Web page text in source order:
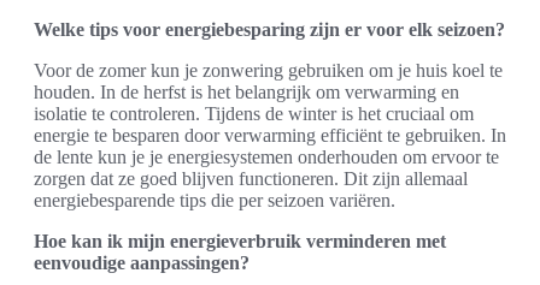
Welke tips voor energiebesparing zijn er voor elk seizoen?
Voor de zomer kun je zonwering gebruiken om je huis koel te
houden. In de herfst is het belangrijk om verwarming en
isolatie te controleren. Tijdens de winter is het cruciaal om
energie te besparen door verwarming efficiënt te gebruiken. In
de lente kun je je energiesystemen onderhouden om ervoor te
zorgen dat ze goed blijven functioneren. Dit zijn allemaal
energiebesparende tips die per seizoen variëren.
Hoe kan ik mijn energieverbruik verminderen met
eenvoudige aanpassingen?